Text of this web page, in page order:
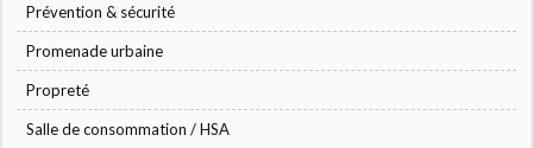
Prévention & sécurité
Promenade urbaine
Propreté
Salle de consommation / HSA